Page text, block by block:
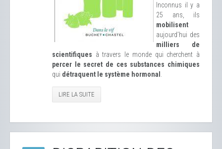
Inconnus il y a
25 ans, ils
mobilisent
aujourd’hui des
milliers de
scientifiques à travers le monde qui cherchent à
percer le secret de ces substances chimiques
qui détraquent le système hormonal
LIRE LA SUITE